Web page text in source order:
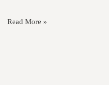
Read More »